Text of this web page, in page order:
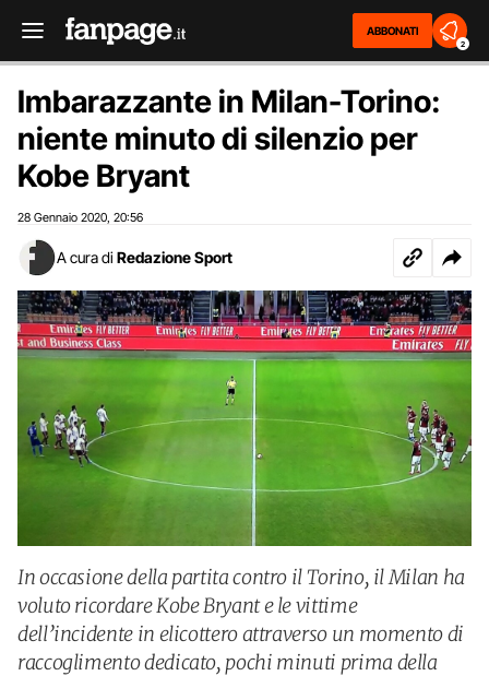
ABBONATI
2
Imbarazzante in Milan-Torino:
niente minuto di silenzio per
Kobe Bryant
28 Gennaio 2020 20:56
A cura di Redazione Sport
In occasione della partita contro il Torino, il Milan ha
voluto ricordare Kobe Bryant e le vittime
dell’incidente in elicottero attraverso un momento di
raccoglimento dedicato, pochi minuti prima della